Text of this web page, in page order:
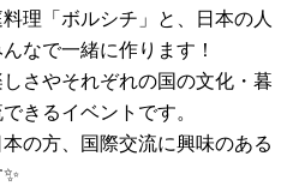
理「ボルシチ」と、日本の人
なで一緒に作ります！
さやそれぞれの国の文化・暮
きるイベントです。
の方、国際交流に興味のある